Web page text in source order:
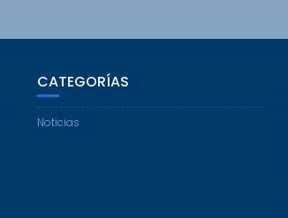
CATEGORÍAS
Noticias